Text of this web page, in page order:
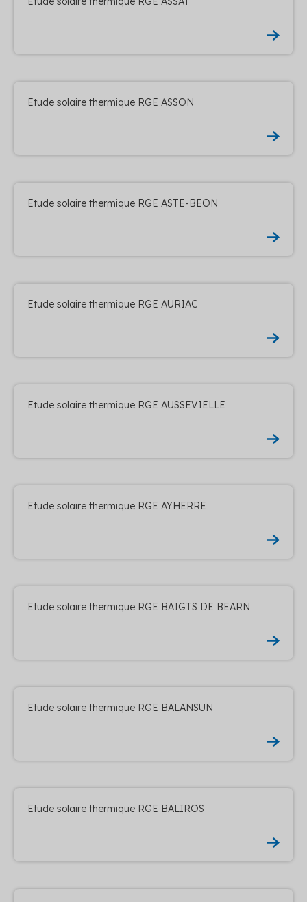
Etude solaire thermique RGE ASSON
Etude solaire thermique RGE ASTE-BEON
Etude solaire thermique RGE AURIAC
Etude solaire thermique RGE AUSSEVIELLE
Etude solaire thermique RGE AYHERRE
Etude solaire thermique RGE BAIGTS DE BEARN
Etude solaire thermique RGE BALANSUN
Etude solaire thermique RGE BALIROS